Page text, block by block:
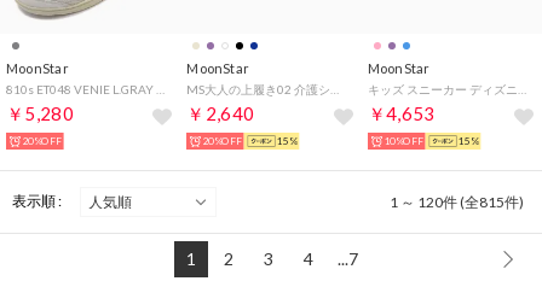
MoonStar
￥5,280
20%OFF
MoonStar
￥2,640
20%OFF 15%
MoonStar
￥4,653
10%OFF 15%
表示順 : 1 ～ 120件 (全815件)
1 2 3 4 ...7